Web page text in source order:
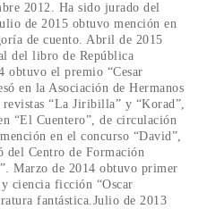
2012. Ha sido jurado del
de 2015 obtuvo mención en
de cuento. Abril de 2015
del libro de República
obtuvo el premio “Cesar
en la Asociación de Hermanos
“La Jiribilla” y “Korad”,
“El Cuentero”, de circulación
en el concurso “David”,
del Centro de Formación
Marzo de 2014 obtuvo primer
ciencia ficción “Oscar
fantástica.Julio de 2013